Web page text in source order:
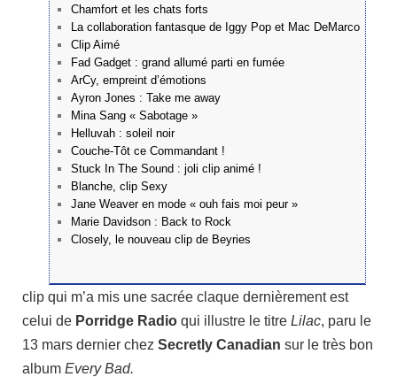
Chamfort et les chats forts
La collaboration fantasque de Iggy Pop et Mac DeMarco
Clip Aimé
Fad Gadget : grand allumé parti en fumée
ArCy, empreint d’émotions
Ayron Jones : Take me away
Mina Sang « Sabotage »
Helluvah : soleil noir
Couche-Tôt ce Commandant !
Stuck In The Sound : joli clip animé !
Blanche, clip Sexy
Jane Weaver en mode « ouh fais moi peur »
Marie Davidson : Back to Rock
Closely, le nouveau clip de Beyries
clip qui m’a mis une sacrée claque dernièrement est
celui de Porridge Radio qui illustre le titre Lilac, paru le
13 mars dernier chez Secretly Canadian sur le très bon
album Every Bad.